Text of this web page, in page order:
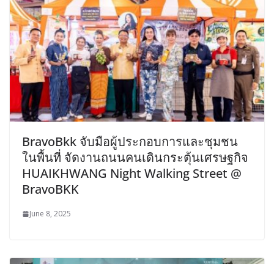
BravoBkk จับมือผู้ประกอบการและชุมชน
ในพื้นที่ จัดงานถนนคนเดินกระตุ้นเศรษฐกิจ
HUAIKHWANG Night Walking Street @
BravoBKK
June 8, 2025